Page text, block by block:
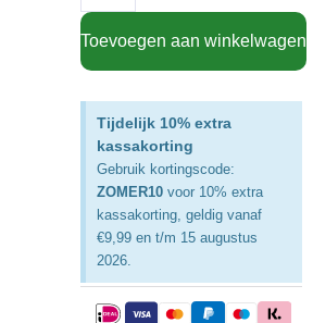
Toevoegen aan winkelwagen
Tijdelijk 10% extra
kassakorting
Gebruik kortingscode:
ZOMER10 voor 10% extra
kassakorting, geldig vanaf
€9,99 en t/m 15 augustus
2026.